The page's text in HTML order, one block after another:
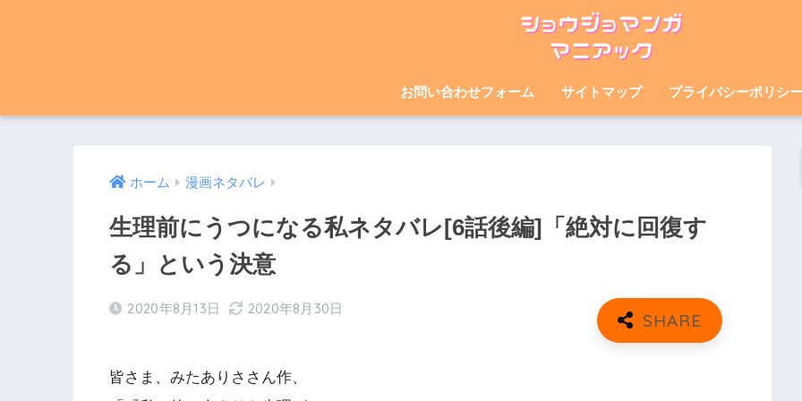
お問い合わせフォーム サイトマップ プライバシーポリシー
ホーム 漫画ネタバレ
生理前にうつになる私ネタバレ[6話後編]「絶対に回復す
る」という決意
2020年8月13日 2020年8月30日
皆さま、みたありささん作、